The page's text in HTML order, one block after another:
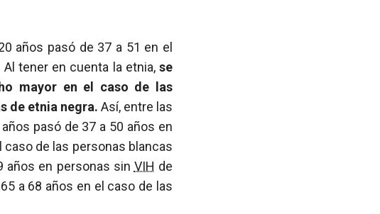
años pasó de 37 a 51 en el
tener en cuenta la etnia,se
mayor en el caso de las
de etnia negra. Así, entre las
pasó de 37 a 50 años en
de las personas blancas
años en personas sin VIH de
a 68 años en el caso de las